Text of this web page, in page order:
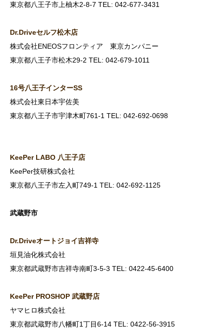
東京都八王子市上柚木2-8-7 TEL: 042-677-3431
Dr.Driveセルフ松木店
株式会社ENEOSフロンティア 東京カンパニー
東京都八王子市松木29-2 TEL: 042-679-1011
16号八王子インターSS
株式会社東日本宇佐美
東京都八王子市宇津木町761-1 TEL: 042-692-0698
KeePer LABO 八王子店
KeePer技研株式会社
東京都八王子市左入町749-1 TEL: 042-692-1125
武蔵野市
Dr.Driveオートジョイ吉祥寺
垣見油化株式会社
東京都武蔵野市吉祥寺南町3-5-3 TEL: 0422-45-6400
KeePer PROSHOP 武蔵野店
ヤマヒロ株式会社
東京都武蔵野市八幡町1丁目6-14 TEL: 0422-56-3915